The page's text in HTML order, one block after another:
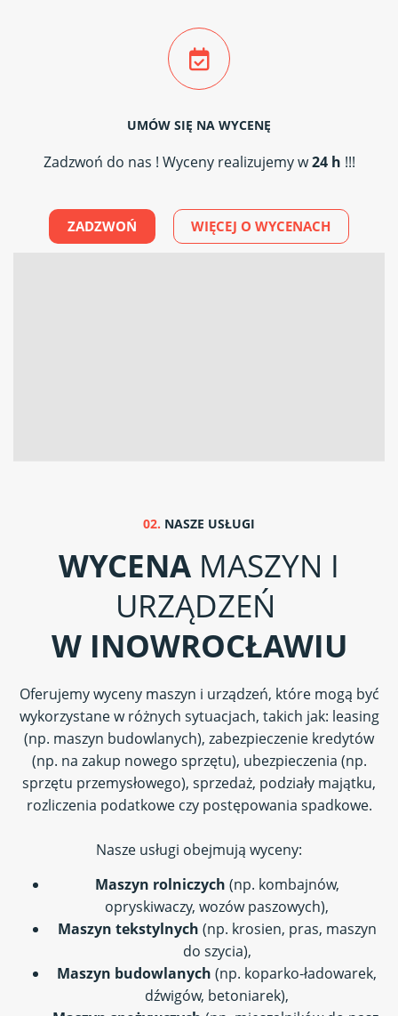
UMÓW SIĘ NA WYCENĘ
Zadzwoń do nas ! Wyceny realizujemy w24 h !!!
ZADZWOŃ WIĘCEJ O WYCENACH
02. NASZE USŁUGI
WYCENA MASZYN I
URZĄDZEŃ
W INOWROCŁAWIU
Oferujemy wyceny maszyn i urządzeń, które mogą być
wykorzystane w różnych sytuacjach, takich jak: leasing
(np. maszyn budowlanych), zabezpieczenie kredytów
(np. na zakup nowego sprzętu), ubezpieczenia (np.
sprzętu przemysłowego), sprzedaż, podziały majątku,
rozliczenia podatkowe czy postępowania spadkowe.
Nasze usługi obejmują wyceny:
Maszyn rolniczych (np. kombajnów,
opryskiwaczy, wozów paszowych),
Maszyn tekstylnych (np. krosien, pras, maszyn
do szycia),
Maszyn budowlanych (np. koparko-ładowarek,
dźwigów, betoniarek),